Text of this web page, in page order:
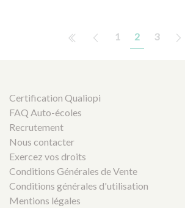
1 2 3
Certification Qualiopi
FAQ Auto-écoles
Recrutement
Nous contacter
Exercez vos droits
Conditions Générales de Vente
Conditions générales d'utilisation
Mentions légales